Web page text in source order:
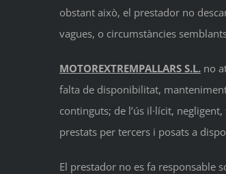
obstant això, el prestador no
vagues, o circumstàncies
MOTOREXTREMPALLARS S.L. no
falta de disponibilitat,
continguts; de l’ús il·lícit,
prestats per tercers i posats a
El prestador no es fa responsable